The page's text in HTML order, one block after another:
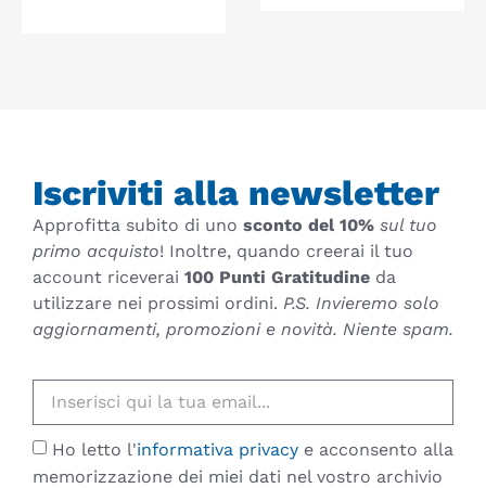
Iscriviti alla newsletter
Approfitta subito di uno sconto del 10% sul tuo
primo acquisto! Inoltre, quando creerai il tuo
account riceverai 100 Punti Gratitudine da
utilizzare nei prossimi ordini. P.S. Invieremo solo
aggiornamenti, promozioni e novità. Niente spam.
Ho letto l'informativa privacy e acconsento alla
memorizzazione dei miei dati nel vostro archivio